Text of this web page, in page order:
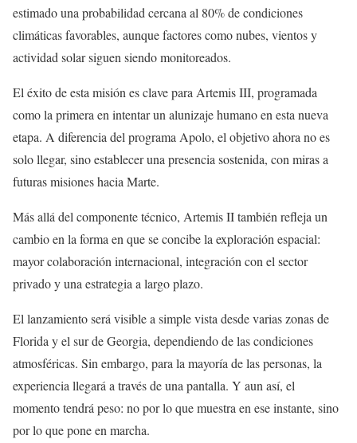
estimado una probabilidad cercana al 80% de condiciones
climáticas favorables, aunque factores como nubes, vientos y
actividad solar siguen siendo monitoreados.
El éxito de esta misión es clave para Artemis III, programada
como la primera en intentar un alunizaje humano en esta nueva
etapa. A diferencia del programa Apolo, el objetivo ahora no es
solo llegar, sino establecer una presencia sostenida, con miras a
futuras misiones hacia Marte.
Más allá del componente técnico, Artemis II también refleja un
cambio en la forma en que se concibe la exploración espacial:
mayor colaboración internacional, integración con el sector
privado y una estrategia a largo plazo.
El lanzamiento será visible a simple vista desde varias zonas de
Florida y el sur de Georgia, dependiendo de las condiciones
atmosféricas. Sin embargo, para la mayoría de las personas, la
experiencia llegará a través de una pantalla. Y aun así, el
momento tendrá peso: no por lo que muestra en ese instante, sino
por lo que pone en marcha.